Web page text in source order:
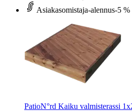
Asiakasomistaja-alennus-5 %
PatioN°rd Kaiku valmisterassi